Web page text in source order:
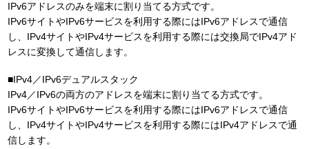
IPv6アドレスのみを端末に割り当てる方式です。
IPv6サイトやIPv6サービスを利用する際にはIPv6アドレスで通信
し、IPv4サイトやIPv4サービスを利用する際には交換局でIPv4アド
レスに変換して通信します。
■IPv4／IPv6デュアルスタック
IPv4／IPv6の両方のアドレスを端末に割り当てる方式です。
IPv6サイトやIPv6サービスを利用する際にはIPv6アドレスで通信
し、IPv4サイトやIPv4サービスを利用する際にはIPv4アドレスで通
信します。